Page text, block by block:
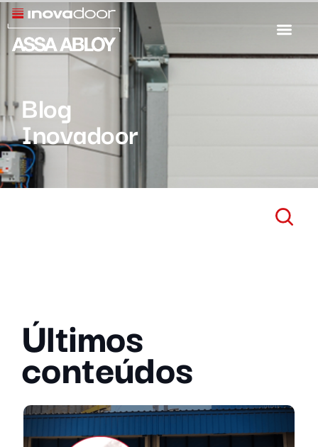
Blog
Inovadoor
Últimos
conteúdos